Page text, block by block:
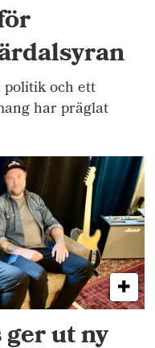
och ett
har präglat
ut ny